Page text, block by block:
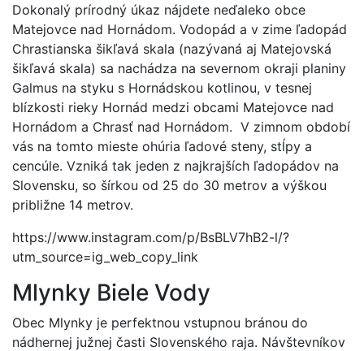
Dokonalý prírodný úkaz nájdete neďaleko obce
Matejovce nad Hornádom. Vodopád a v zime ľadopád
Chrastianska šikľavá skala (nazývaná aj Matejovská
šikľavá skala) sa nachádza na severnom okraji planiny
Galmus na styku s Hornádskou kotlinou, v tesnej
blízkosti rieky Hornád medzi obcami Matejovce nad
Hornádom a Chrasť nad Hornádom. V zimnom období
vás na tomto mieste ohúria ľadové steny, stĺpy a
cencúle. Vzniká tak jeden z najkrajších ľadopádov na
Slovensku, so šírkou od 25 do 30 metrov a výškou
približne 14 metrov.
https://www.instagram.com/p/BsBLV7hB2-l/?
utm_source=ig_web_copy_link
Mlynky Biele Vody
Obec Mlynky je perfektnou vstupnou bránou do
nádhernej južnej časti Slovenského raja. Návštevníkov